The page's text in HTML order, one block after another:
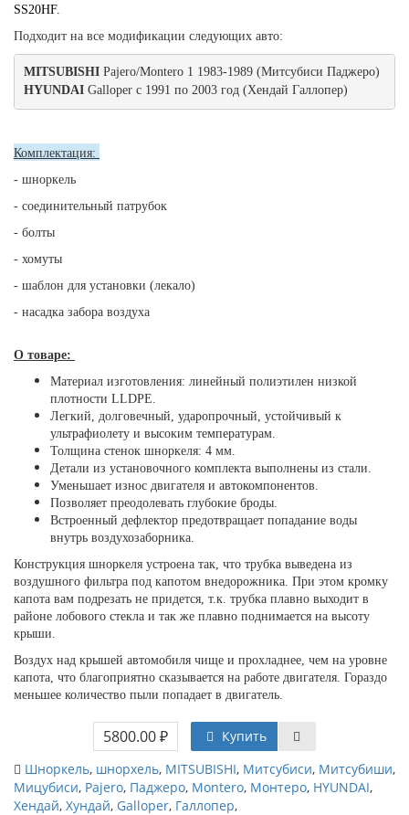
SS20HF.
Подходит на все модификации следующих авто:
MITSUBISHI Pajero/Montero 1 1983-1989 (Митсубиси Паджеро)
HYUNDAI Galloper с 1991 по 2003 год (Хендай Галлопер)
Комплектация:
- шноркель
- соединительный патрубок
- болты
- хомуты
- шаблон для установки (лекало)
- насадка забора воздуха
О товаре:
Материал изготовления: линейный полиэтилен низкой
плотности LLDPE.
Легкий, долговечный, ударопрочный, устойчивый к
ультрафиолету и высоким температурам.
Толщина стенок шноркеля: 4 мм.
Детали из установочного комплекта выполнены из стали.
Уменьшает износ двигателя и автокомпонентов.
Позволяет преодолевать глубокие броды.
Встроенный дефлектор предотвращает попадание воды
внутрь воздухозаборника.
Конструкция шноркеля устроена так, что трубка выведена из
воздушного фильтра под капотом внедорожника. При этом кромку
капота вам подрезать не придется, т.к. трубка плавно выходит в
районе лобового стекла и так же плавно поднимается на высоту
крыши.
Воздух над крышей автомобиля чище и прохладнее, чем на уровне
капота, что благоприятно сказывается на работе двигателя. Гораздо
меньшее количество пыли попадает в двигатель.
5800.00 ₽
Купить
Шноркель, шнорхель, MITSUBISHI, Митсубиси, Митсубиши,
Мицубиси, Pajero, Паджеро, Montero, Монтеро, HYUNDAI,
Хендай, Хундай, Galloper, Галлопер,